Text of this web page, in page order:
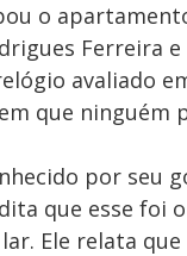
o
Ferreira e
avaliado
que ninguém
por seu
que esse foi
Ele relata